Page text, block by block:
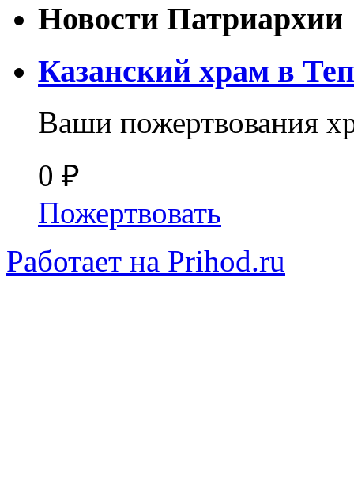
Новости Патриархии
Казанский храм в
Ваши пожертвования
0 ₽
Пожертвовать
Работает на Prihod.ru